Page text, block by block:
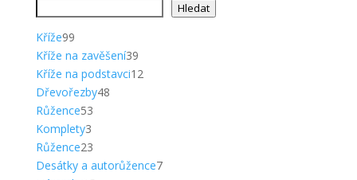
Hledat
Kříže9999
produktů
Kříže na zavěšení3939
produktů
Kříže na podstavci1212
Dřevořezby4848
Růžence5353
Komplety33
produkty
Růžence2323
produktů
Desátky a autorůžence77